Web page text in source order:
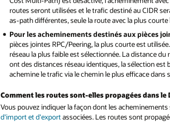
routes seront utilisées et le trafic destiné au CIDR
as-path différentes, seule la route avec la plus
Pour les acheminements destinés aux pièces
pièces jointes RPC/Peering, la plus courte est
réseau la plus faible est sélectionnée. La distance
ont des distances réseau identiques, la sélection est
achemine le trafic via le chemin le plus efficace dans
Comment les routes sont-elles propagées dans le
Vous pouvez indiquer la façon dont les
d'import et d'exportassociées. Les routes sont